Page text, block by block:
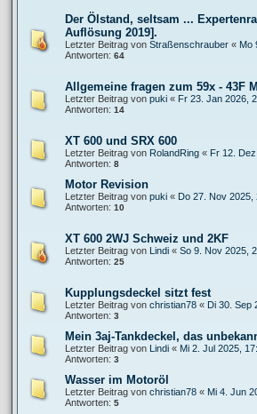
Der Ölstand, seltsam ...
Auflösung 2019].
Letzter Beitrag von Straßenschrauber « Mo
Antworten: 64
Allgemeine fragen zum 59x - 43F
Letzter Beitrag von puki « Fr 23. Jan 2026,
Antworten: 14
XT 600 und SRX 600
Letzter Beitrag von RolandRing « Fr 12.
Antworten: 8
Motor Revision
Letzter Beitrag von puki « Do 27. Nov 2025,
Antworten: 10
XT 600 2WJ Schweiz und 2KF
Letzter Beitrag von Lindi « So 9. Nov 2025,
Antworten: 25
Kupplungsdeckel sitzt fest
Letzter Beitrag von christian78 « Di 30. Sep
Antworten: 3
Mein 3aj-Tankdeckel, das
Letzter Beitrag von Lindi « Mi 2. Jul 2025,
Antworten: 3
Wasser im Motoröl
Letzter Beitrag von christian78 « Mi 4. Jun
Antworten: 5